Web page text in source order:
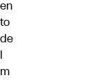
en
to
de
l
m